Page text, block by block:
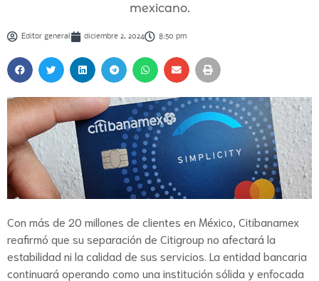
mexicano.
Editor general diciembre 2, 2024 8:50 pm
Con más de 20 millones de clientes en México, Citibanamex
reafirmó que su separación de Citigroup no afectará la
estabilidad ni la calidad de sus servicios. La entidad bancaria
continuará operando como una institución sólida y enfocada